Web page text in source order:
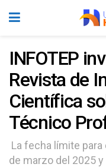
INFOTEP
Revista de
Científica
Técnico
La fecha límite
de marzo del 2025